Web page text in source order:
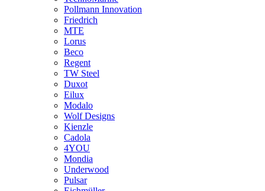
Pollmann Innovation
Friedrich
MTE
Lorus
Beco
Regent
TW Steel
Duxot
Eilux
Modalo
Wolf Designs
Kienzle
Cadola
4YOU
Mondia
Underwood
Pulsar